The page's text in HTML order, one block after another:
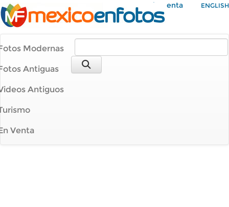
Mi Cuenta ENGLISH
Modernas
Antiguas
Antiguos
Venta